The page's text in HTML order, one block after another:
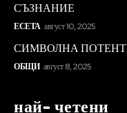
СЪЗНАНИЕ
ЕСЕТА август 10, 2025
СИМВОЛНА
ОБЩИ август 8, 2025
най- четени